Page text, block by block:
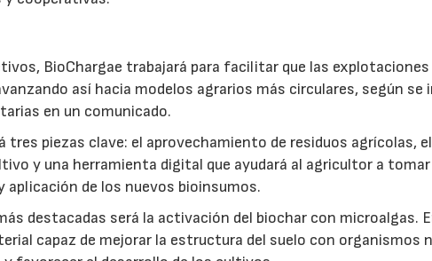
BioChargae trabajará para facilitar que las
así hacia modelos agrarios más circulares, según se
en un comunicado.
tres piezas clave: el aprovechamiento de residuos agrícolas,
y una herramienta digital que ayudará al agricultor a
de los nuevos bioinsumos.
destacadas será la activación del biochar con microalgas.
capaz de mejorar la estructura del suelo con organismos